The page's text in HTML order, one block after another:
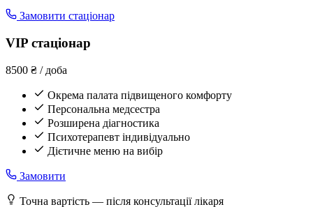
Замовити стаціонар
VIP стаціонар
8500 ₴ / доба
Окрема палата підвищеного комфорту
Персональна медсестра
Розширена діагностика
Психотерапевт індивідуально
Дієтичне меню на вибір
Замовити
Точна вартість — після консультації лікаря